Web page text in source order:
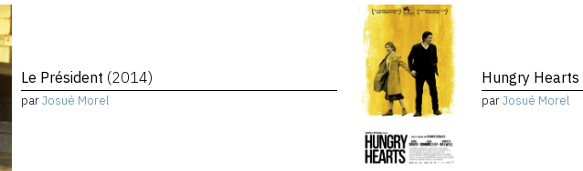
Le Président (2014)
parJosué Morel
Hungry Hearts
parJosué Morel